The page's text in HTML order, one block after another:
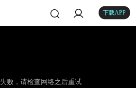
下载APP
败，请检查网络之后重试